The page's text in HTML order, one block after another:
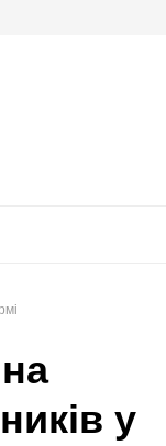
у